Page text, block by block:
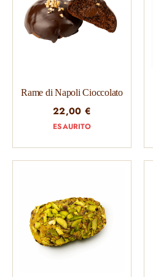
Rame di Napoli Cioccolato
22,00 €
ESAURITO